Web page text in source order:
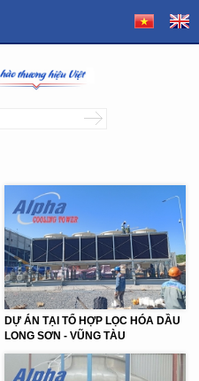
DỰ ÁN TẠI TỔ HỢP LỌC HÓA DẦU
LONG SƠN - VŨNG TÀU